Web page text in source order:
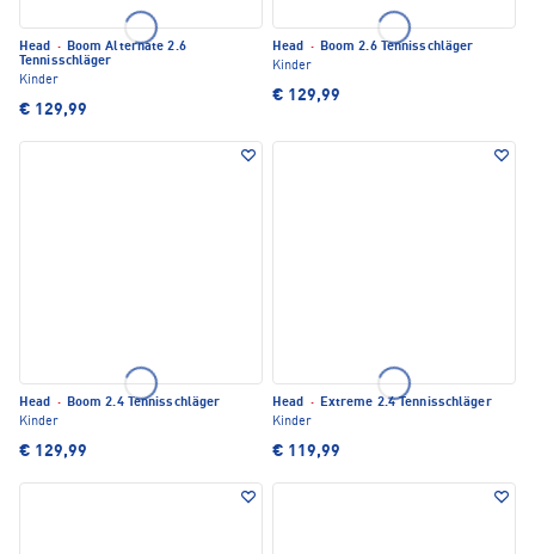
Head · Boom Alternate 2.6
Tennisschläger
Kinder
€ 129,99
Head · Boom 2.6 Tennisschläger
Kinder
€ 129,99
Head · Boom 2.4 Tennisschläger
Kinder
€ 129,99
Head · Extreme 2.4 Tennisschläger
Kinder
€ 119,99